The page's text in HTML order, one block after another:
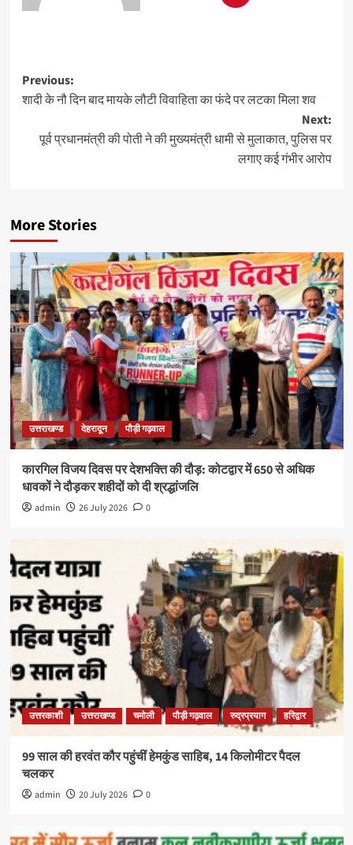
Previous:
शादी के नौ दिन बाद मायके लौटी विवाहिता का फंदे पर लटका मिला शव
Next:
पूर्व प्रधानमंत्री की पोती ने की मुख्यमंत्री धामी से मुलाकात, पुलिस पर
लगाए कई गंभीर आरोप
More Stories
उत्तराखण्ड देहरादून पौड़ी गढ़वाल
कारगिल विजय दिवस पर देशभक्ति की दौड़: कोटद्वार में 650 से अधिक
धावकों ने दौड़कर शहीदों को दी श्रद्धांजलि
admin 26 July 2026 0
उत्तरकाशी उत्तराखण्ड चमोली पौड़ी गढ़वाल रुद्रप्रयाग हरिद्वार
99 साल की हरवंत कौर पहुंचीं हेमकुंड साहिब, 14 किलोमीटर पैदल
चलकर
admin 20 July 2026 0